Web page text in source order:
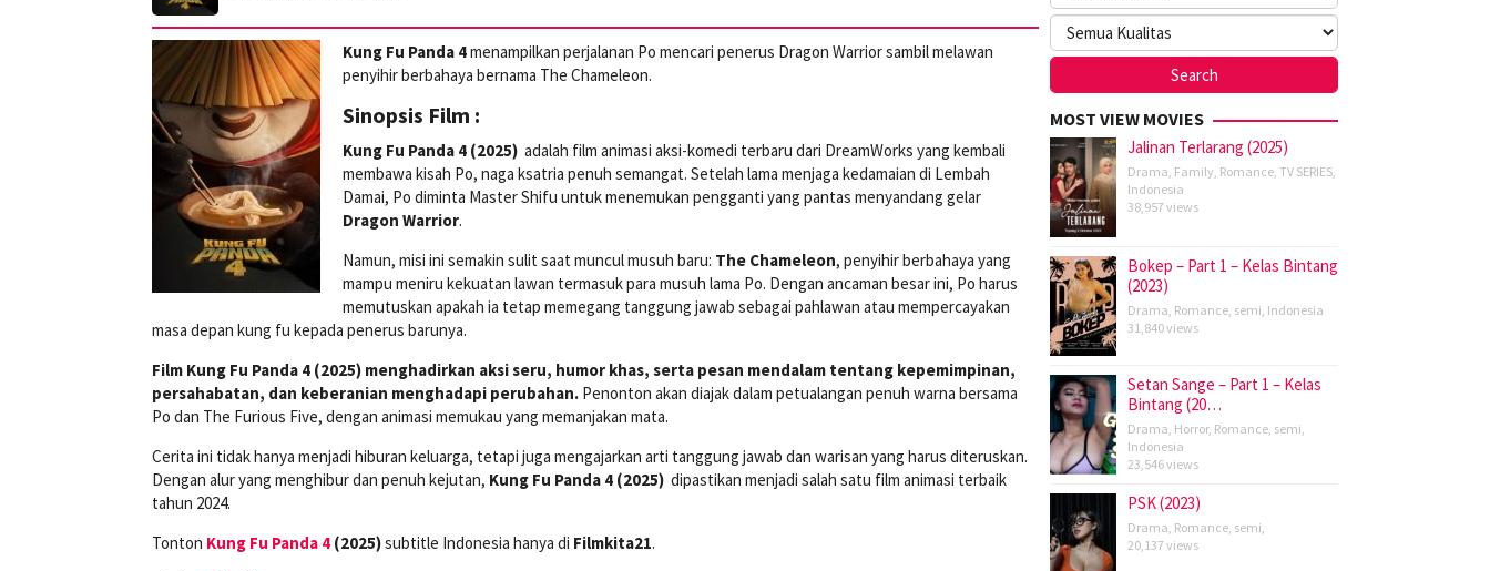
Kung Fu Panda 4menampilkan perjalanan Po mencari penerus Dragon Warrior sambil melawan
penyihir berbahaya bernama The Chameleon.
Sinopsis Film :
Kung Fu Panda 4 (2025) adalah film animasi aksi-komedi terbaru dari DreamWorks yang kembali
membawa kisah Po, naga ksatria penuh semangat. Setelah lama menjaga kedamaian di Lembah
Damai, Po diminta Master Shifu untuk menemukan pengganti yang pantas menyandang gelar
Dragon Warrior.
Namun, misi ini semakin sulit saat muncul musuh baru: The Chameleon, penyihir berbahaya yang
mampu meniru kekuatan lawan termasuk para musuh lama Po. Dengan ancaman besar ini, Po harus
memutuskan apakah ia tetap memegang tanggung jawab sebagai pahlawan atau mempercayakan
masa depan kung fu kepada penerus barunya.
Film Kung Fu Panda 4 (2025) menghadirkan aksi seru, humor khas, serta pesan mendalam tentang kepemimpinan,
persahabatan, dan keberanian menghadapi perubahan. Penonton akan diajak dalam petualangan penuh warna bersama
Po dan The Furious Five, dengan animasi memukau yang memanjakan mata.
Cerita ini tidak hanya menjadi hiburan keluarga, tetapi juga mengajarkan arti tanggung jawab dan warisan yang harus diteruskan.
Dengan alur yang menghibur dan penuh kejutan, Kung Fu Panda 4 (2025) dipastikan menjadi salah satu film animasi terbaik
tahun 2024.
Tonton Kung Fu Panda 4 (2025)subtitle Indonesia hanya di Filmkita21.
MOST VIEW MOVIES
Jalinan Terlarang (2025)
Drama, Family, Romance, TV SERIES,
Indonesia
38,957 views
Bokep – Part 1 – Kelas Bintang
(2023)
Drama, Romance, semi, Indonesia
31,840 views
Setan Sange – Part 1 – Kelas
Bintang (20…
Drama, Horror, Romance, semi,
Indonesia
23,546 views
PSK (2023)
Drama, Romance, semi,
20,137 views